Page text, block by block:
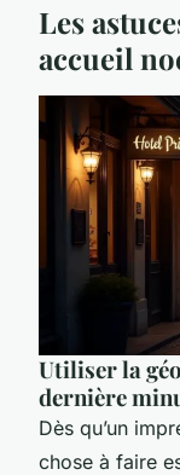
Les
accueil
Utiliser la
dernière
Dès qu’un
chose à faire